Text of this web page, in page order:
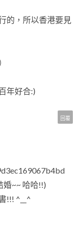
的，所以香港要見
年好合:)
婚~~ 哈哈!!)
!!! ^__^
回覆